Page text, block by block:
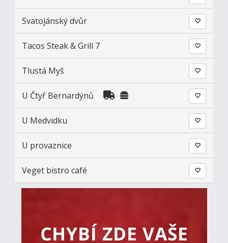
Svatojánský dvůr
Tacos Steak & Grill 7
Tlustá Myš
U Čtyř Bernardýnů
U Medvidku
U provaznice
Veget bistro café